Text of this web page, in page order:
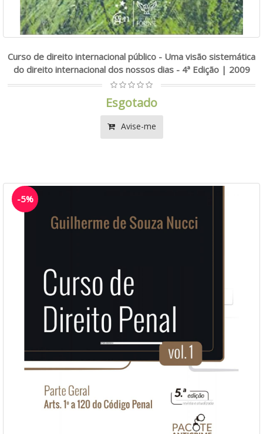
Curso de direito internacional público - Uma visão sistemática
do direito internacional dos nossos dias - 4ª Edição | 2009
Esgotado
Avise-me
-5%